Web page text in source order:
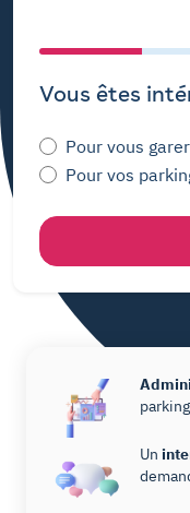
Vous êtes
Pour vous garer
Pour vos
Un